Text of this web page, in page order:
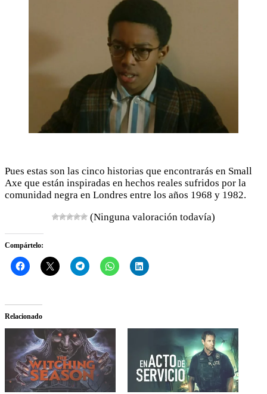
Pues estas son las cinco historias que encontrarás en Small
Axe que están inspiradas en hechos reales sufridos por la
comunidad negra en Londres entre los años 1968 y 1982.
(Ninguna valoración todavía)
Compártelo:
Relacionado